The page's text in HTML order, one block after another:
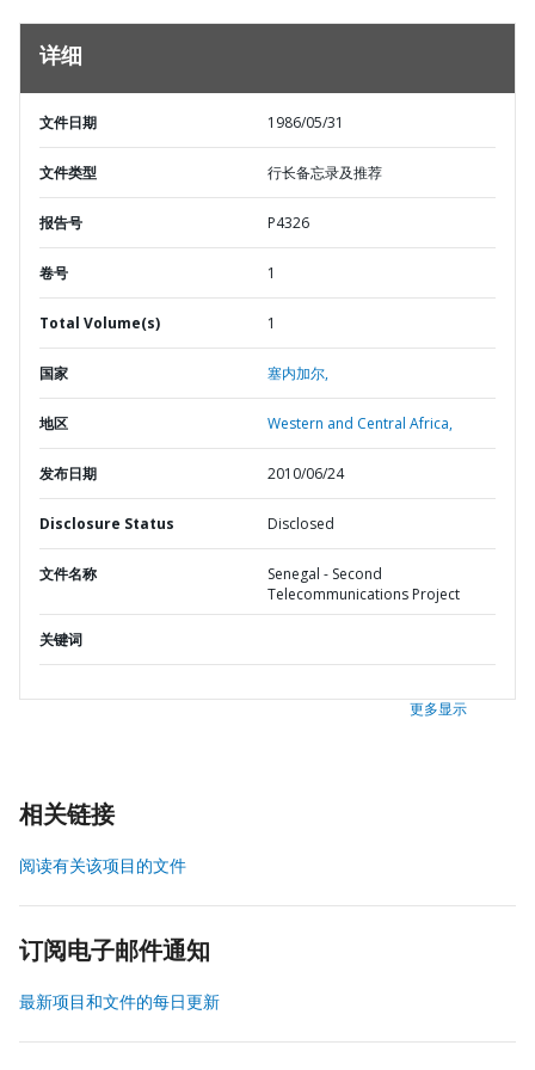
详细
文件日期 1986/05/31
文件类型 行长备忘录及推荐
报告号 P4326
卷号 1
Total Volume(s) 1
国家 塞内加尔,
地区 Western and Central Africa,
发布日期 2010/06/24
Disclosure Status Disclosed
文件名称
Senegal - Second
Telecommunications Project
关键词
更多显示
相关链接
阅读有关该项目的文件
订阅电子邮件通知
最新项目和文件的每日更新